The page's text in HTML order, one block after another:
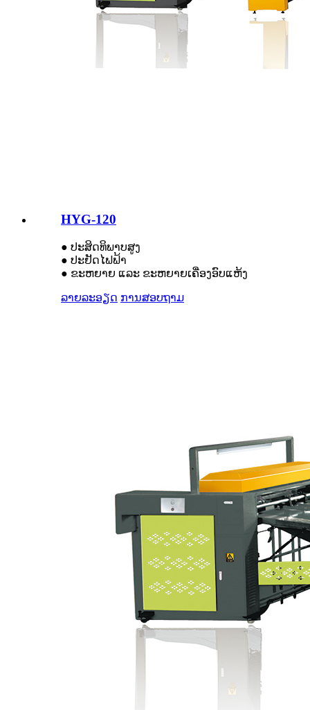
HYG-120
● ປະສິດທິພາບສູງ
● ປະຢັດໄຟຟ້າ
● ຂະຫຍາຍ ແລະ ຂະຫຍາຍເຄື່ອງອົບແຫ້ງ
ລາຍລະອຽດ ການສອບຖາມ